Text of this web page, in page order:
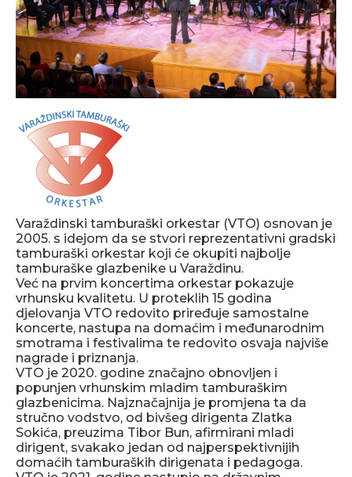
Varaždinski tamburaški orkestar (VTO) osnovan je
2005. s idejom da se stvori reprezentativni gradski
tamburaški orkestar koji će okupiti najbolje
tamburaške glazbenike u Varaždinu.
Već na prvim koncertima orkestar pokazuje
vrhunsku kvalitetu. U proteklih 15 godina
djelovanja VTO redovito priređuje samostalne
koncerte, nastupa na domaćim i međunarodnim
smotrama i festivalima te redovito osvaja najviše
nagrade i priznanja.
VTO je 2020. godine značajno obnovljen i
popunjen vrhunskim mladim tamburaškim
glazbenicima. Najznačajnija je promjena ta da
stručno vodstvo, od bivšeg dirigenta Zlatka
Sokića, preuzima Tibor Bun, afirmirani mladi
dirigent, svakako jedan od najperspektivnijih
domaćih tamburaških dirigenata i pedagoga.